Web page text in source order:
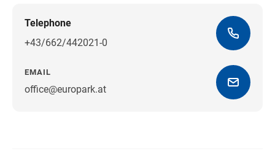
Telephone
+43/662/442021-0
EMAIL
office@europark.at